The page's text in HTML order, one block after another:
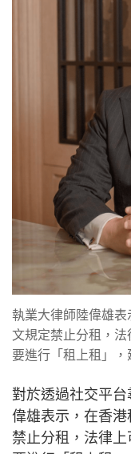
執業大律師陸偉雄
文規定禁止分租，
要進行「租上租」，
對於透過社交平
偉雄表示，在香
禁止分租，法律